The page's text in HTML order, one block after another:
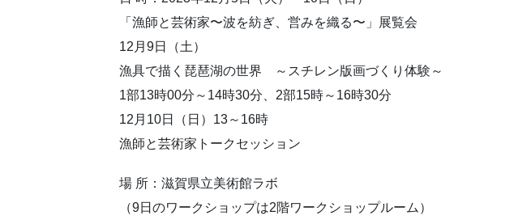
「漁師と芸術家〜波を紡ぎ、営みを織る〜」展覧会
12月9日（土）
漁具で描く琵琶湖の世界 ～スチレン版画づくり体験～
1部13時00分～14時30分、2部15時～16時30分
12月10日（日）13～16時
漁師と芸術家トークセッション
場 所：滋賀県立美術館ラボ
（9日のワークショップは2階ワークショップルーム）